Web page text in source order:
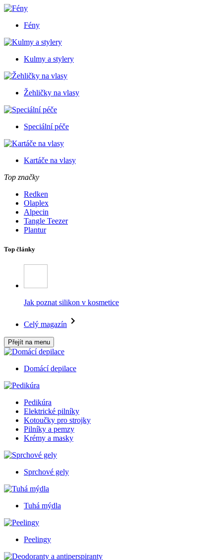
Fény
Kulmy a stylery
Žehličky na vlasy
Speciální péče
Kartáče na vlasy
Top značky
Redken
Olaplex
Alpecin
Tangle Teezer
Plantur
Top články
Jak poznat silikon v kosmetice
Celý magazín
Přejít na menu
Domácí depilace
Pedikúra
Elektrické pilníky
Kotoučky pro strojky
Pilníky a pemzy
Krémy a masky
Sprchové gely
Tuhá mýdla
Peelingy